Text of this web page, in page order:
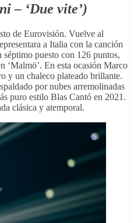
– ‘Due vite’)
de Eurovisión. Vuelve al
a Italia con la canción
séptimo puesto con 126 puntos,
‘Malmö’. En esta ocasión Marco
y un chaleco plateado brillante.
por nubes arremolinadas
puro estilo Blas Cantó en 2021.
clásica y atemporal.